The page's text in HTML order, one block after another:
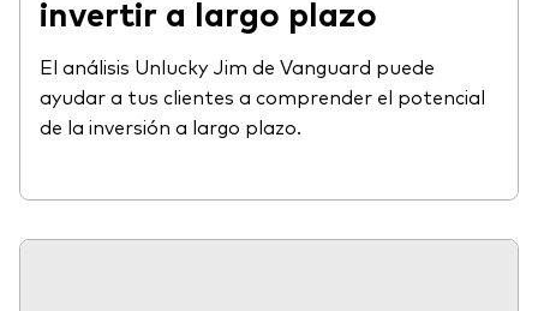
invertir a largo plazo
El análisis Unlucky Jim de Vanguard puede
ayudar a tus clientes a comprender el potencial
de la inversión a largo plazo.